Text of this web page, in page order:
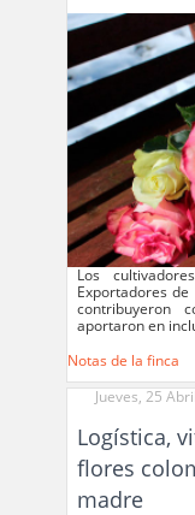
Los
Exportadores
contribuyeron
aportaron en
Notas de la finca
Jueves, 25
Logística,
flores
madre